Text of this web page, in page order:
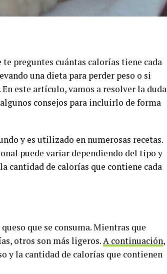
preguntes cuántas calorías tiene cada
una dieta para perder peso o si
este artículo, vamos a resolver la duda
consejos para incluirlo de forma
y es utilizado en numerosas recetas.
puede variar dependiendo del tipo y
cantidad de calorías que contiene cada
que se consuma. Mientras que
otros son más ligeros.A continuación,
y la cantidad de calorías que contienen